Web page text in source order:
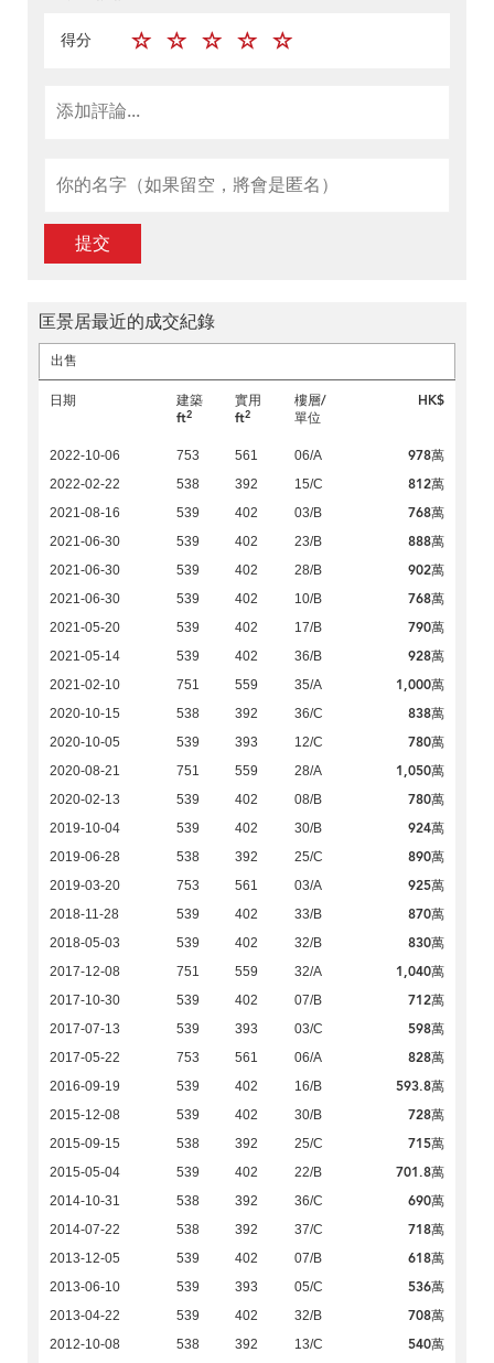
得分
提交
匡景居最近的成交紀錄
出售
日期
建築
ft2
實用
ft2
樓層/
單位
HK$
2022-10-06 753 561 06/A 978萬
2022-02-22 538 392 15/C 812萬
2021-08-16 539 402 03/B 768萬
2021-06-30 539 402 23/B 888萬
2021-06-30 539 402 28/B 902萬
2021-06-30 539 402 10/B 768萬
2021-05-20 539 402 17/B 790萬
2021-05-14 539 402 36/B 928萬
2021-02-10 751 559 35/A 1,000萬
2020-10-15 538 392 36/C 838萬
2020-10-05 539 393 12/C 780萬
2020-08-21 751 559 28/A 1,050萬
2020-02-13 539 402 08/B 780萬
2019-10-04 539 402 30/B 924萬
2019-06-28 538 392 25/C 890萬
2019-03-20 753 561 03/A 925萬
2018-11-28 539 402 33/B 870萬
2018-05-03 539 402 32/B 830萬
2017-12-08 751 559 32/A 1,040萬
2017-10-30 539 402 07/B 712萬
2017-07-13 539 393 03/C 598萬
2017-05-22 753 561 06/A 828萬
2016-09-19 539 402 16/B 593.8萬
2015-12-08 539 402 30/B 728萬
2015-09-15 538 392 25/C 715萬
2015-05-04 539 402 22/B 701.8萬
2014-10-31 538 392 36/C 690萬
2014-07-22 538 392 37/C 718萬
2013-12-05 539 402 07/B 618萬
2013-06-10 539 393 05/C 536萬
2013-04-22 539 402 32/B 708萬
2012-10-08 538 392 13/C 540萬